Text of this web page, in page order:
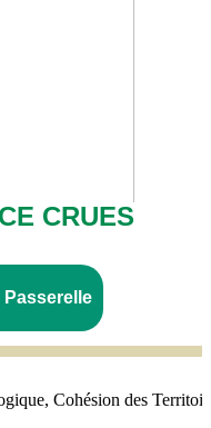
CRUES
Passerelle